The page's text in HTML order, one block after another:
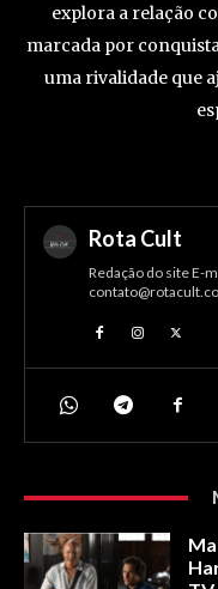
explora a relação
marcada por
uma rivalidade que
Rota Cult
Redação do site E-